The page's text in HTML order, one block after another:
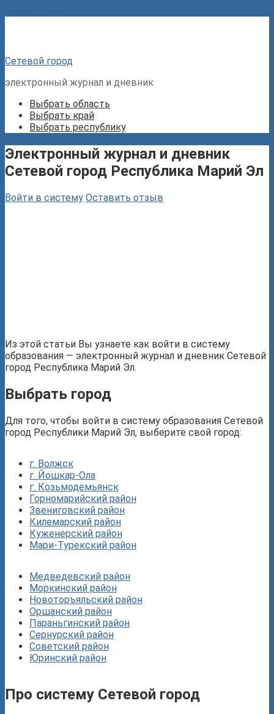
Сетевой город
электронный журнал и дневник
Выбрать область
Выбрать край
Выбрать республику
Электронный журнал и дневник
Сетевой город Республика Марий Эл
Войти в систему Оставить отзыв
Из этой статьи Вы узнаете как войти в систему
образования — электронный журнал и дневник Сетевой
город Республика Марий Эл.
Выбрать город
Для того, чтобы войти в систему образования Сетевой
город Республики Марий Эл, выберите свой город:
г. Волжск
г. Йошкар-Ола
г. Козьмодемьянск
Горномарийский район
Звениговский район
Килемарский район
Куженерский район
Мари-Турекский район
Медведевский район
Моркинский район
Новоторъяльский район
Оршанский район
Параньгинский район
Сернурский район
Советский район
Юринский район
Про систему Сетевой город